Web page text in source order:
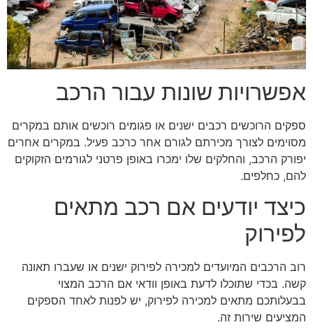
אפשרויות שונות עבור הרכב
ספקים הרוכשים רכבים ישנים או פגומים רוכשים אותם במקרים
מסוימים לצורך מכירתם לגורם אחר כרכב פעיל. במקרים אחרים
יפורק הרכב, והחלקים שלו ימכרו באופן פרטני לגורמים הזקוקים
להם, כחלפים.
כיצד יודעים אם רכב מתאים
לפירוק
רוב הרכבים המיועדים למכירה לפירוק ישנים או שעברו תאונה
קשה. בכדי שתוכלו לדעת באופן וודאי אם הרכב המצוי
בבעלותכם מתאים למכירה לפירוק, יש לפנות לאחד הספקים
המציעים שירות זה.